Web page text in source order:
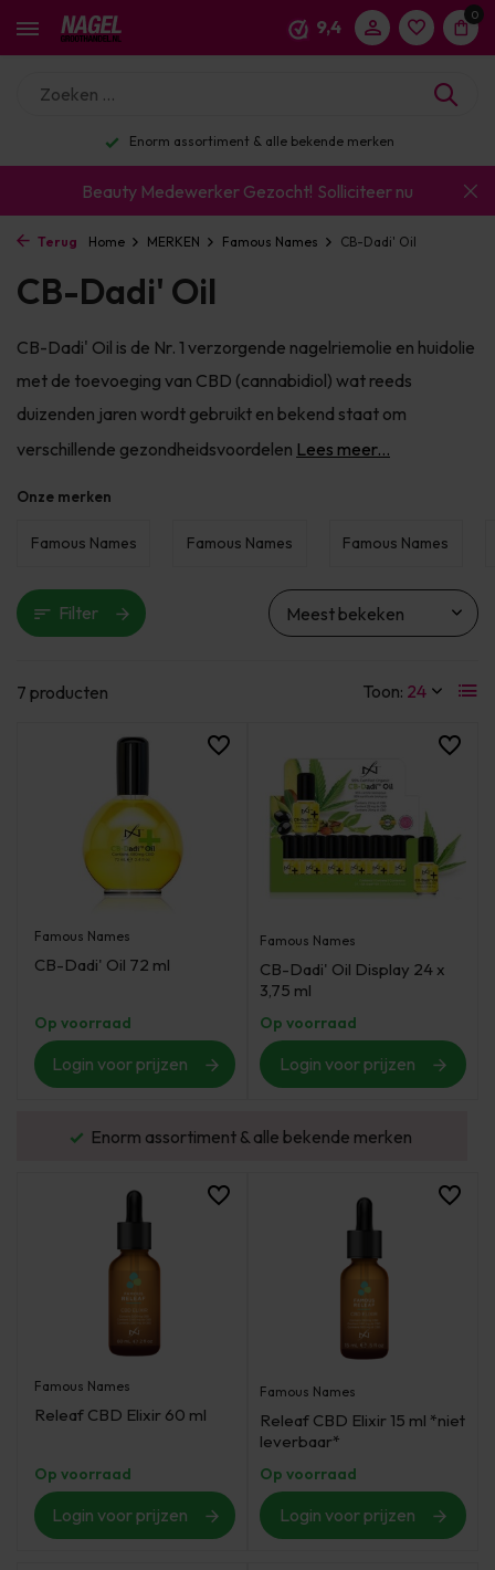
9,4
0
Enorm assortiment & alle bekende merken
Beauty Medewerker Gezocht! Solliciteer nu
Terug Home MERKEN Famous Names CB-Dadi' Oil
CB-Dadi' Oil
CB-Dadi' Oil is de Nr. 1 verzorgende nagelriemolie en huidolie
met de toevoeging van CBD (cannabidiol) wat reeds
duizenden jaren wordt gebruikt en bekend staat om
verschillende gezondheidsvoordelen Lees meer...
Onze merken
Famous Names Famous Names Famous Names
Filter
7 producten Toon:
Famous Names
CB-Dadi' Oil 72 ml
Op voorraad
Login voor prijzen
Famous Names
CB-Dadi' Oil Display 24 x
3,75 ml
Op voorraad
Login voor prijzen
Enorm assortiment & alle bekende merken
Famous Names
Releaf CBD Elixir 60 ml
Op voorraad
Login voor prijzen
Famous Names
Releaf CBD Elixir 15 ml *niet
leverbaar*
Op voorraad
Login voor prijzen